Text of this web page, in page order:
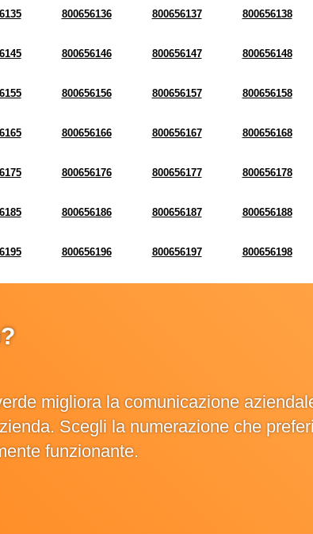
800656136 800656137 800656138
800656146 800656147 800656148
800656156 800656157 800656158
800656166 800656167 800656168
800656176 800656177 800656178
800656186 800656187 800656188
800656196 800656197 800656198
migliora la comunicazione
Scegli la numerazione che
funzionante.